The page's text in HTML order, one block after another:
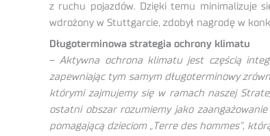
z ruchu pojazdów. Dzięki temu minimalizuje
wdrożony w Stuttgarcie, zdobył nagrodę w
Długoterminowa strategia ochrony klimatu
–Aktywna ochrona klimatu jest częścią
zapewniając tym samym długoterminowy
którymi zajmujemy się w ramach naszej
ostatni obszar rozumiemy jako
pomagającą dzieciom „Terre des hommes”,